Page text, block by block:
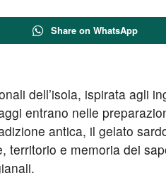
Share on WhatsApp
dell’isola, ispirata agli
entrano nelle
antica, il gelato
territorio e memoria dei